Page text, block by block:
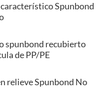
Spunbond
spunbond recubierto
de PP/PE
relieve Spunbond No